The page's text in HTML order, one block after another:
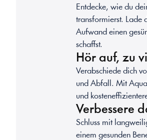
Entdecke, wie du
transformierst. Lade
Aufwand einen
schaffst.
Hör auf, zu
Verabschiede dich
und Abfall. Mit
und
Verbessere
Schluss mit
einem gesunden